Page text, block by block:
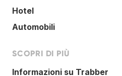
Hotel
Automobili
SCOPRI DI PIÙ
Informazioni su Trabber